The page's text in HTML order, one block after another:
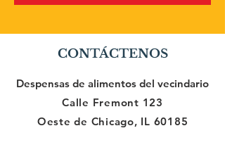
CONTÁCTENOS
Despensas de alimentos del vecindario
Calle Fremont 123
Oeste de Chicago, IL 60185